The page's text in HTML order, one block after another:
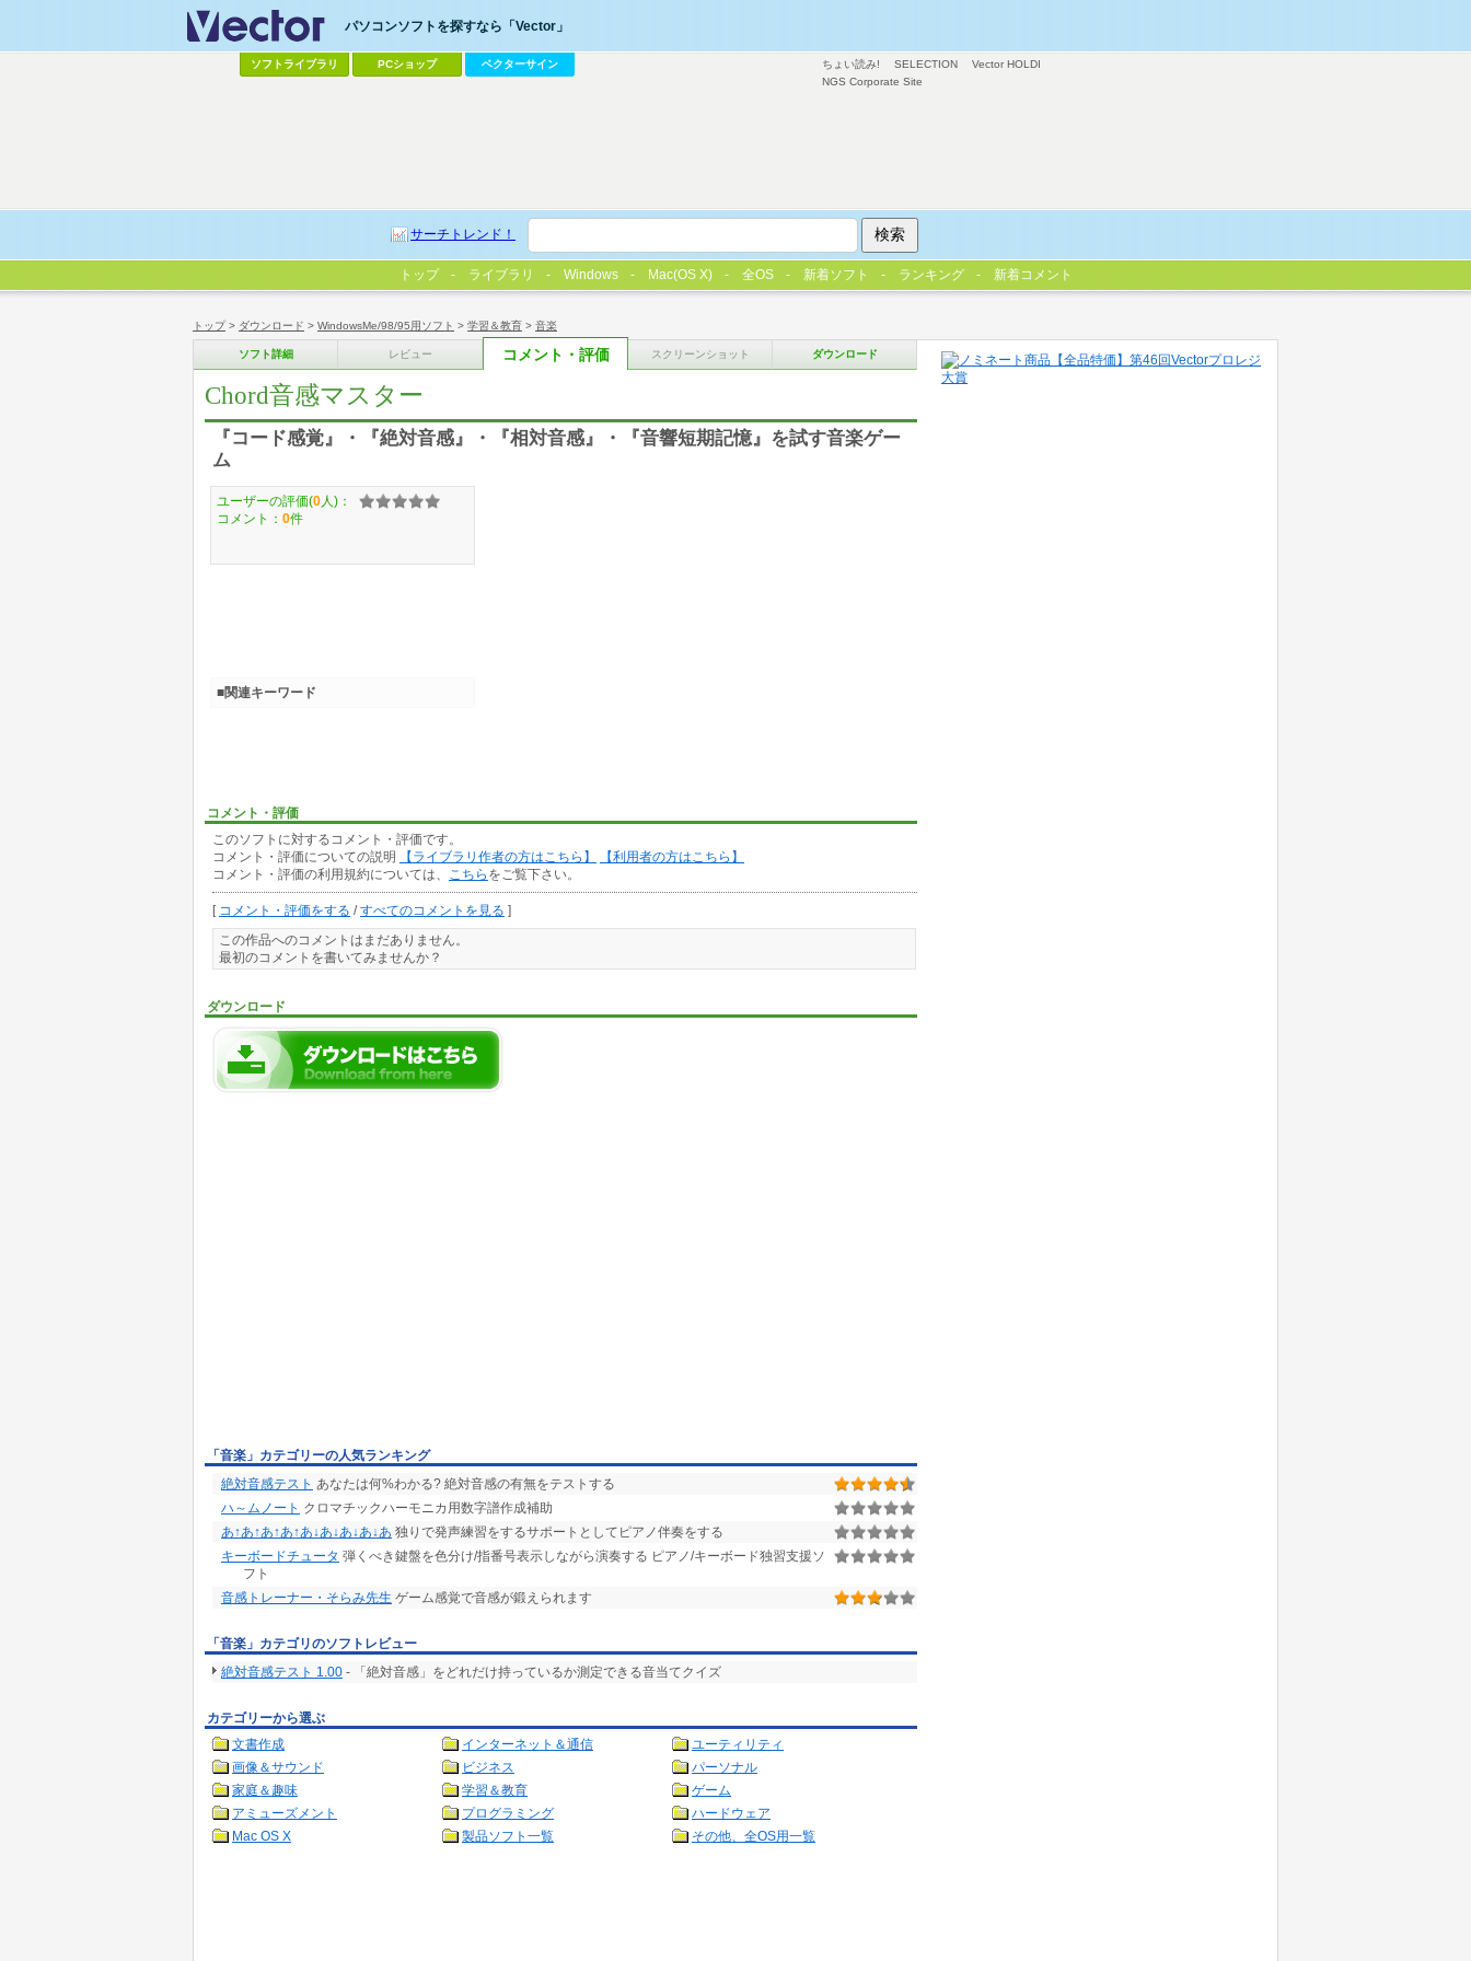
トップ> ダウンロード > WindowsMe/98/95用ソフト > 学習＆教育 > 音楽
ソフト詳細 レビュー コメント・評価 スクリーンショット ダウンロード
Chord音感マスター
『コード感覚』・『絶対音感』・『相対音感』・『音響短期記憶』を試す音楽ゲー
ム
コメント・評価
このソフトに対するコメント・評価です。
コメント・評価についての説明
【ライブラリ作者の方はこちら】
【利用者の方はこちら】
コメント・評価の利用規約については、
こちら をご覧下さい。
[ コメント・評価をする /すべてのコメントを見る ]
この作品へのコメントはまだありません。
最初のコメントを書いてみませんか？
ダウンロード
ユーザーの評価(0 人)：
コメント： 0件
■関連キーワード
「音楽」カテゴリーの人気ランキング
絶対音感テスト あなたは何%わかる? 絶対音感の有無をテストする
ハ～ムノート クロマチックハーモニカ用数字譜作成補助
あ↑あ↑あ↑あ↑あ↓あ↓あ↓あ↓あ 独りで発声練習をするサポートとしてピアノ伴奏をする
キーボードチュータ 弾くべき鍵盤を色分け/指番号表示しながら演奏する ピアノ/キーボード独習支援ソ
フト
音感トレーナー・そらみ先生 ゲーム感覚で音感が鍛えられます
「音楽」カテゴリのソフトレビュー
絶対音感テスト 1.00 - 「絶対音感」をどれだけ持っているか測定できる音当てクイズ
カテゴリーから選ぶ
文書作成
インターネット＆通信
ユーティリティ
画像＆サウンド
ビジネス
パーソナル
家庭＆趣味
学習＆教育
ゲーム
アミューズメント
プログラミング
ハードウェア
Mac OS X
製品ソフト一覧 その他、全OS用一覧
ちょい読み! SELECTION
Vector HOLDI
NGS Corporate Site
パソコンソフトを探すなら「Vector」
ソフトライブラリ PCショップ ベクターサイン
サーチトレンド！
トップ ライブラリ Windows Mac(OS X) 全OS 新着ソフト ランキング 新着コメント